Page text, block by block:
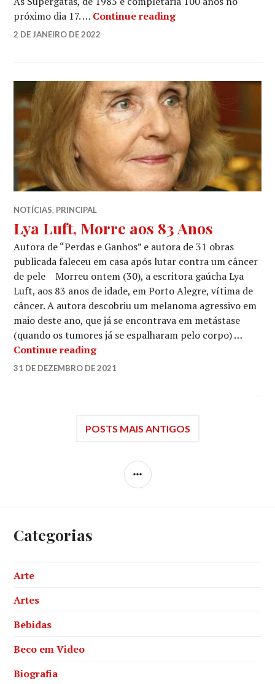
próximo dia 17. … Continue readingMorre a Atriz Betty
LUCIANA
2 DE JANEIRO DE 2022
NOTÍCIAS, PRINCIPAL
Lya Luft, Morre aos 83 Anos
Autora de “Perdas e Ganhos” e autora de 31 obras
publicada faleceu em casa após lutar contra um câncer
de pele Morreu ontem (30), a escritora gaúcha Lya
Luft, aos 83 anos de idade, em Porto Alegre, vítima de
câncer. A autora descobriu um melanoma agressivo em
maio deste ano, que já se encontrava em metástase
(quando os tumores já se espalharam pelo corpo) …
Continue readingLya Luft, Morre aos 83 Anos
LUCIANA
31 DE DEZEMBRO DE 2021
POSTS MAIS ANTIGOS
SIDEBAR
Categorias
Arte
Artes
Bebidas
Beco em Video
Biografia